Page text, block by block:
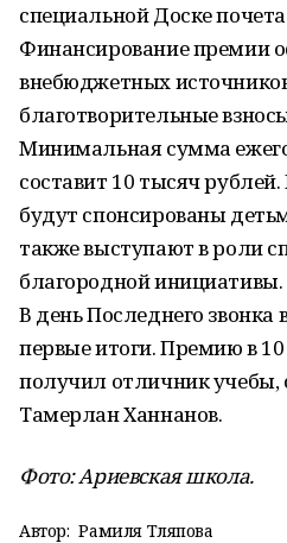
специальной Доске
Финансирование премии
внебюджетных
благотворительные
Минимальная сумма
составит 10 тысяч
будут спонсированы
также выступают в роли
благородной инициативы.
В день Последнего
первые итоги. Премию в
получил отличник учебы,
Тамерлан Ханнанов.
Фото: Ариевская школа.
Автор: Рамиля Тляпова